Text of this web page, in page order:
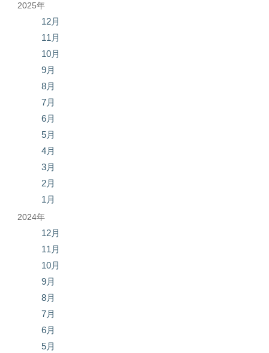
2025年
12月
11月
10月
9月
8月
7月
6月
5月
4月
3月
2月
1月
2024年
12月
11月
10月
9月
8月
7月
6月
5月